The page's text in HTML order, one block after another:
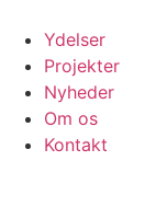
indhold
Ydelser
Projekter
Nyheder
Om os
Kontakt